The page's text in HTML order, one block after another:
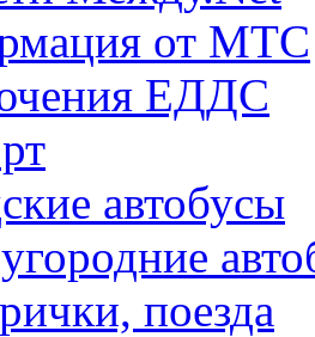
от МТС
ЕДДС
автобусы
поезда